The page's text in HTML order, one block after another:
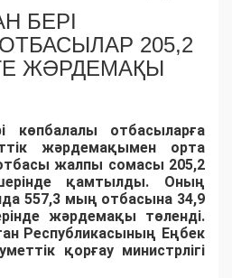
БЕРІ
205,2
ЖӘРДЕМАҚЫ
отбасыларға
жәрдемақымен орта
жалпы сомасы 205,2
қамтылды. Оның
557,3 мың отбасына 34,9
жәрдемақы төленді.
Республикасының Еңбек
қорғау министрлігі